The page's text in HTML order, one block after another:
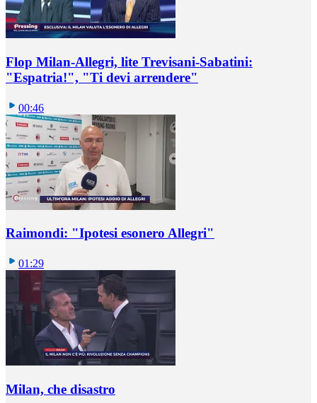
Flop Milan-Allegri, lite Trevisani-Sabatini:
"Espatria!", "Ti devi arrendere"
00:46
Raimondi: "Ipotesi esonero Allegri"
01:29
Milan, che disastro